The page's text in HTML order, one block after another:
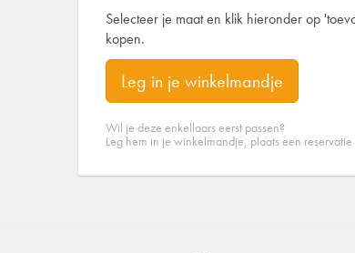
Selecteer je maat en klik hieronder op
kopen.
Leg in je winkelmandje
Wil je deze enkellaars eerst passen?
Leg hem in je winkelmandje, plaats een